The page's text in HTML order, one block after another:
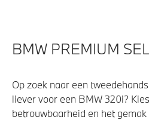
BMW PREMIUM
Op zoek naar een
liever voor een BMW 320i?
betrouwbaarheid en het gemak